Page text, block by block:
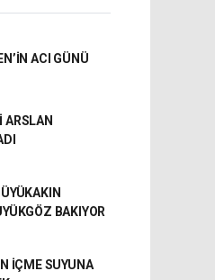
ACI GÜNÜ
ARSLAN
BAKIYOR
İÇME SUYUNA